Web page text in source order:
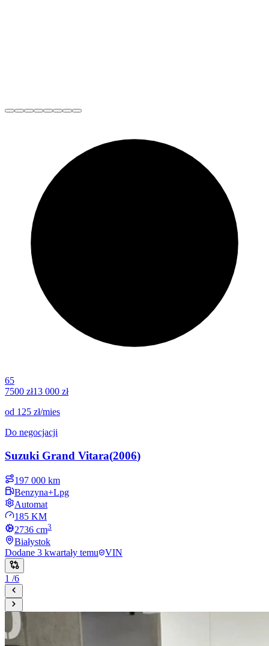
65
7500 zł13 000 zł
od 125 zł/mies
Do negocjacji
Suzuki Grand Vitara(2006)
197 000 km
Benzyna+Lpg
Automat
185 KM
2736 cm3
Białystok
Dodane 3 kwartały temu VIN
1 /6